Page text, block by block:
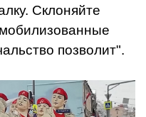
Склоняйте
позволит".